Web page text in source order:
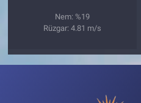
Nem: %19
Rüzgar: 4.81 m/s